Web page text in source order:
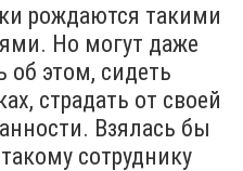
рождаются такими
Но могут даже
об этом, сидеть
страдать от своей
Взялась бы
сотруднику